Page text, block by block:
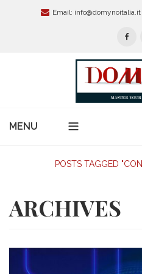
Email: info@domynoitalia.it
MENU
Servizi Per Aziende
POSTS TAGGED
ARCHIVES